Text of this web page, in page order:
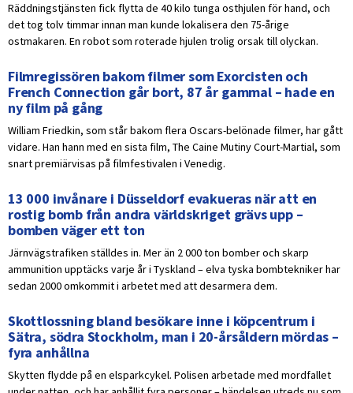
Räddningstjänsten fick flytta de 40 kilo tunga osthjulen för hand, och
det tog tolv timmar innan man kunde lokalisera den 75-årige
ostmakaren. En robot som roterade hjulen trolig orsak till olyckan.
Filmregissören bakom filmer som Exorcisten och
French Connection går bort, 87 år gammal – hade en
ny film på gång
William Friedkin, som står bakom flera Oscars-belönade filmer, har gått
vidare. Han hann med en sista film, The Caine Mutiny Court-Martial, som
snart premiärvisas på filmfestivalen i Venedig.
13 000 invånare i Düsseldorf evakueras när att en
rostig bomb från andra världskriget grävs upp –
bomben väger ett ton
Järnvägstrafiken ställdes in. Mer än 2 000 ton bomber och skarp
ammunition upptäcks varje år i Tyskland – elva tyska bombtekniker har
sedan 2000 omkommit i arbetet med att desarmera dem.
Skottlossning bland besökare inne i köpcentrum i
Sätra, södra Stockholm, man i 20-årsåldern mördas –
fyra anhållna
Skytten flydde på en elsparkcykel. Polisen arbetade med mordfallet